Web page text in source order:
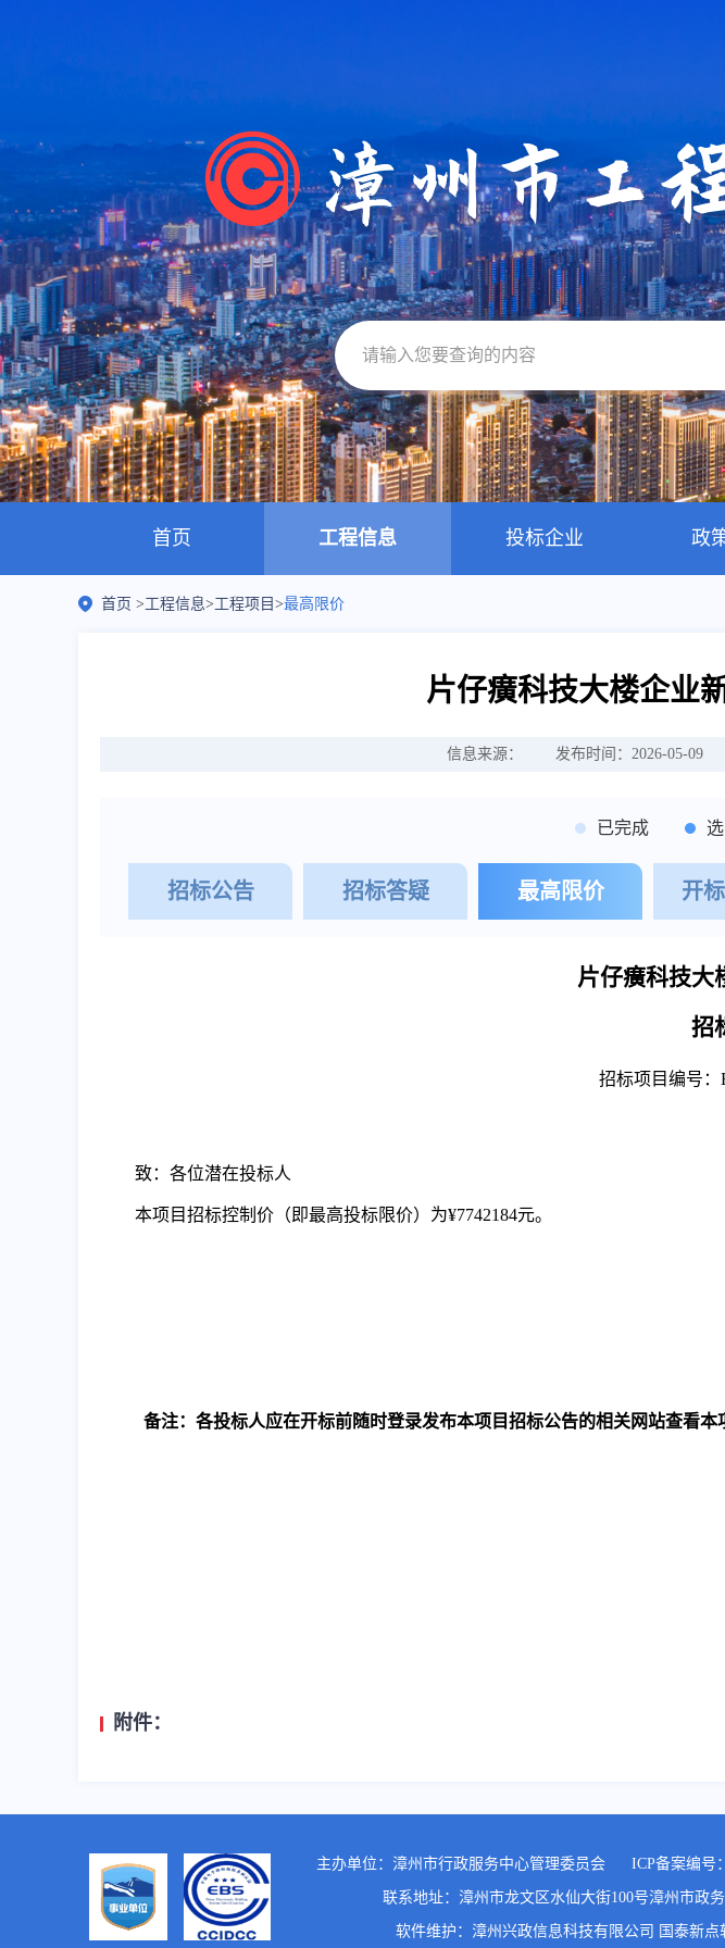
首页 工程信息 投标企业 政
首页 >工程信息>工程项目 >最高限价
片仔癀科技大楼企业
信息来源： 发布时间：2026-05-09
已完成
招标公告 招标答疑 最高限价 开
片仔癀科技大
招
招标项目编号：
致：各位潜在投标人
本项目招标控制价（即最高投标限价）为¥7742184元。
备注：各投标人应在开标前随时登录发布本项目招标公告的相关网站查看
附件：
主办单位：漳州市行政服务中心管理委员会 ICP备案编号：
联系地址：漳州市龙文区水仙大街100号漳州市政
软件维护：漳州兴政信息科技有限公司 国泰新点